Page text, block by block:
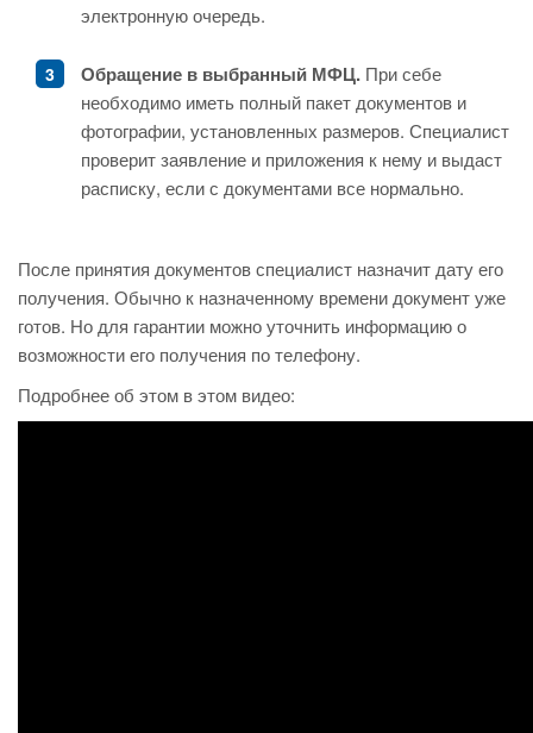
электронную очередь.
Обращение в выбранный МФЦ. При себе
необходимо иметь полный пакет документов и
фотографии, установленных размеров. Специалист
проверит заявление и приложения к нему и выдаст
расписку, если с документами все нормально.
После принятия документов специалист назначит дату его
получения. Обычно к назначенному времени документ уже
готов. Но для гарантии можно уточнить информацию о
возможности его получения по телефону.
Подробнее об этом в этом видео: